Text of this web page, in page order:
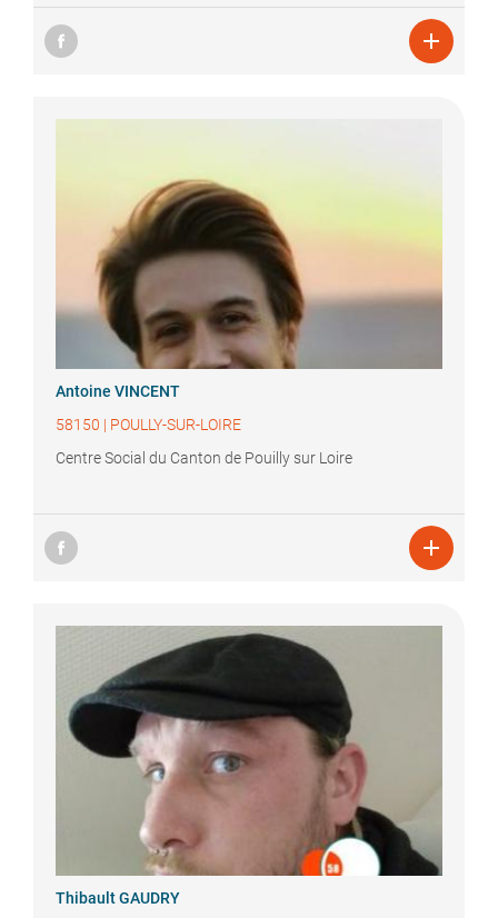

Antoine VINCENT
58150 | POULLY-SUR-LOIRE
Centre Social du Canton de Pouilly sur Loire

ThibaultGAUDRY